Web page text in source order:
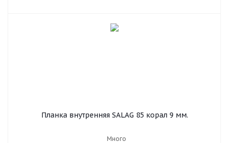
Планка внутренняя SALAG 85 корал 9 мм.
Много